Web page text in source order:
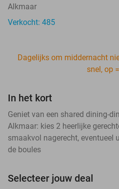
Alkmaar
Verkocht: 485
Dagelijks om middernacht
snel, op
In het kort
Geniet van een shared dining-
Alkmaar: kies 2 heerlijke
smaakvol nagerecht, eventueel
de boules
Selecteer jouw deal